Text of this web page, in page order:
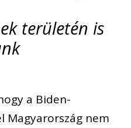
területén is
a Biden-
Magyarország nem